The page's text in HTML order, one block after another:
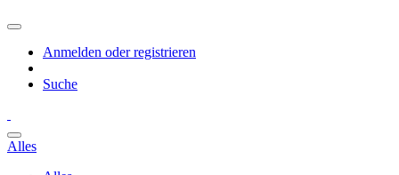
Anmelden oder registrieren
Suche
Alles